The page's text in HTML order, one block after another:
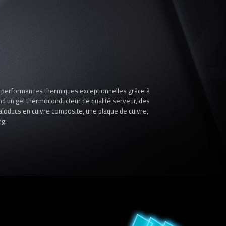
thermiques exceptionnelles grâce à
un gel thermoconducteur de qualité serveur, des
en cuivre composite, une plaque de cuivre,